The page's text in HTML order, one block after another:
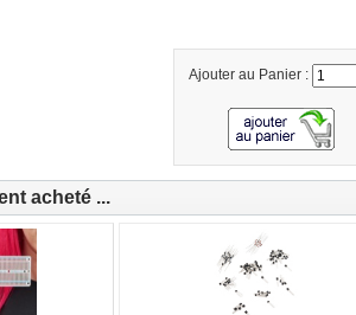
Ajouter au Panier :
acheté ...